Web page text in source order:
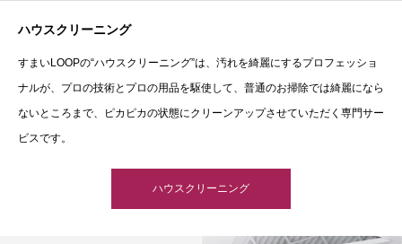
ハウスクリーニング
すまいLOOPの“ハウスクリーニング”は、汚れを綺麗にするプロフェッショ
ナルが、プロの技術とプロの用品を駆使して、普通のお掃除では綺麗になら
ないところまで、ピカピカの状態にクリーンアップさせていただく専門サー
ビスです。
ハウスクリーニング